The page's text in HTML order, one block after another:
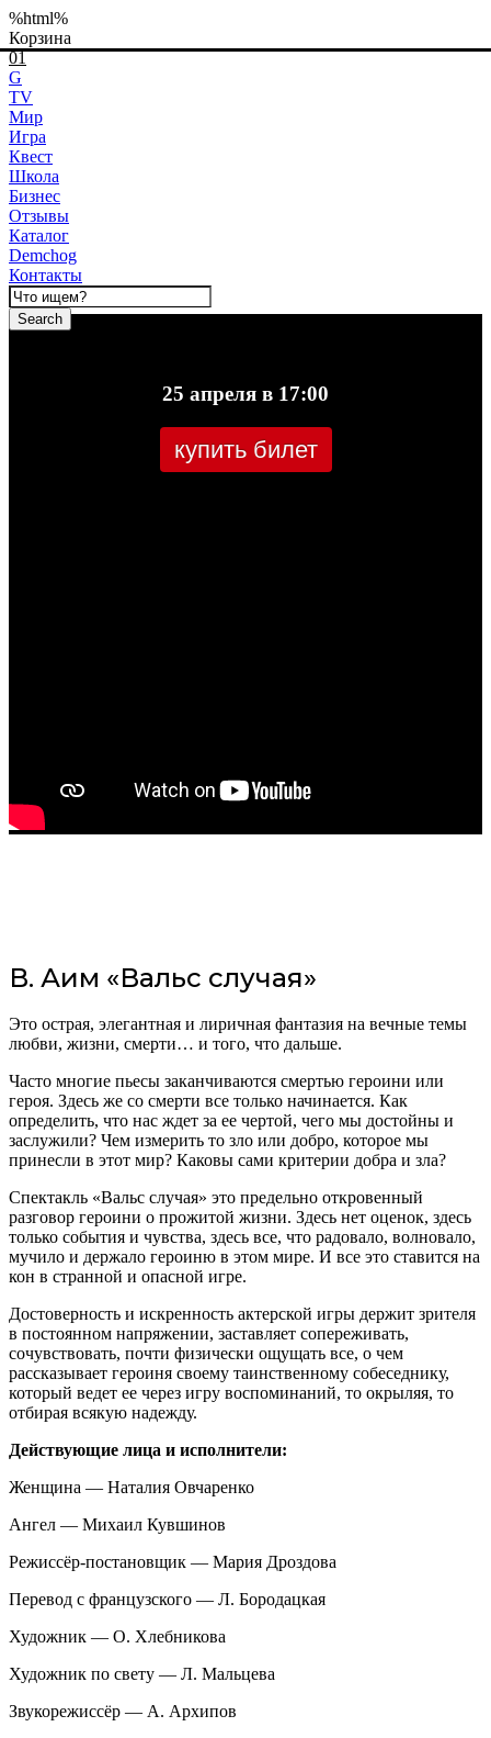
%html%
Корзина
01
G
TV
Мир
Игра
Квест
Школа
Бизнес
Отзывы
Каталог
Demchog
Контакты
Search
25 апреля в 17:00
купить билет
В. Аим «Вальс случая»
Это острая, элегантная и лиричная фантазия на вечные темы
любви, жизни, смерти… и того, что дальше.
Часто многие пьесы заканчиваются смертью героини или
героя. Здесь же со смерти все только начинается. Как
определить, что нас ждет за ее чертой, чего мы достойны и
заслужили? Чем измерить то зло или добро, которое мы
принесли в этот мир? Каковы сами критерии добра и зла?
Спектакль «Вальс случая» это предельно откровенный
разговор героини о прожитой жизни. Здесь нет оценок, здесь
только события и чувства, здесь все, что радовало, волновало,
мучило и держало героиню в этом мире. И все это ставится на
кон в странной и опасной игре.
Достоверность и искренность актерской игры держит зрителя
в постоянном напряжении, заставляет сопереживать,
сочувствовать, почти физически ощущать все, о чем
рассказывает героиня своему таинственному собеседнику,
который ведет ее через игру воспоминаний, то окрыляя, то
отбирая всякую надежду.
Действующие лица и исполнители:
Женщина — Наталия Овчаренко
Ангел — Михаил Кувшинов
Режиссёр-постановщик — Мария Дроздова
Перевод с французского — Л. Бородацкая
Художник — О. Хлебникова
Художник по свету — Л. Мальцева
Звукорежиссёр — А. Архипов